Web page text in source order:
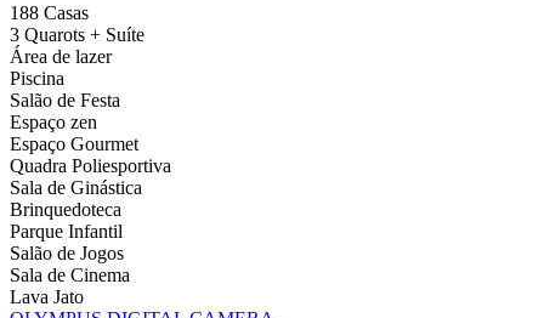
188 Casas
3 Quarots + Suíte
Área de lazer
Piscina
Salão de Festa
Espaço zen
Espaço Gourmet
Quadra Poliesportiva
Sala de Ginástica
Brinquedoteca
Parque Infantil
Salão de Jogos
Sala de Cinema
Lava Jato